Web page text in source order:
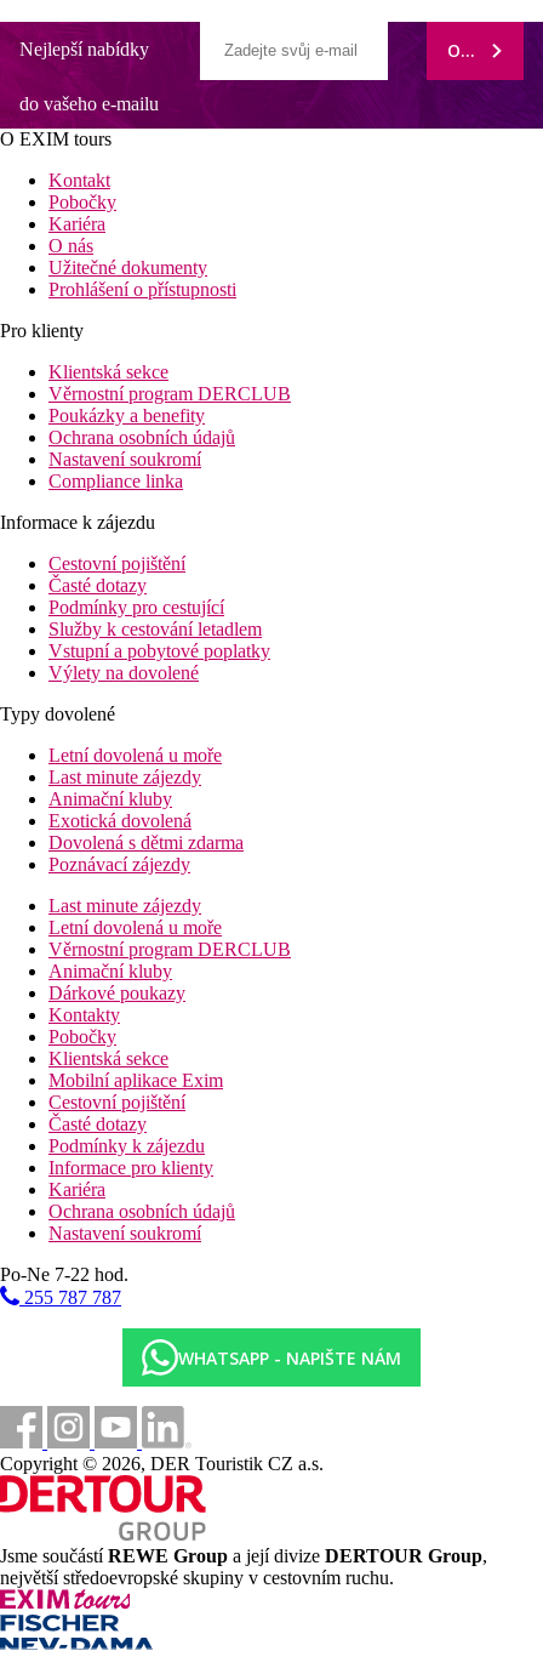
Nejlepší nabídky
do vašeho e-mailu
ODEBÍRAT
O EXIM tours
Kontakt
Pobočky
Kariéra
O nás
Užitečné dokumenty
Prohlášení o přístupnosti
Pro klienty
Klientská sekce
Věrnostní program DERCLUB
Poukázky a benefity
Ochrana osobních údajů
Nastavení soukromí
Compliance linka
Informace k zájezdu
Cestovní pojištění
Časté dotazy
Podmínky pro cestující
Služby k cestování letadlem
Vstupní a pobytové poplatky
Výlety na dovolené
Typy dovolené
Letní dovolená u moře
Last minute zájezdy
Animační kluby
Exotická dovolená
Dovolená s dětmi zdarma
Poznávací zájezdy
Last minute zájezdy
Letní dovolená u moře
Věrnostní program DERCLUB
Animační kluby
Dárkové poukazy
Kontakty
Pobočky
Klientská sekce
Mobilní aplikace Exim
Cestovní pojištění
Časté dotazy
Podmínky k zájezdu
Informace pro klienty
Kariéra
Ochrana osobních údajů
Nastavení soukromí
Po-Ne 7-22 hod.
255 787 787
WHATSAPP - NAPIŠTE NÁM
Copyright © 2026, DER Touristik CZ a.s.
Jsme součástíREWE Group a její divize DERTOUR Group,
největší středoevropské skupiny v cestovním ruchu.